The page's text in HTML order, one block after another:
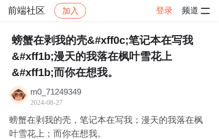
前端社区 加入 登录 频道
社区 前端社区 感慨 帖子详情
螃蟹在剥我的壳&#xff0c;笔记本在写我
&#xff1b;漫天的我落在枫叶雪花上
&#xff1b;而你在想我。
m0_71249349
2024-08-27
螃蟹在剥我的壳，笔记本在写我；漫天的我落在枫
叶雪花上；而你在想我。